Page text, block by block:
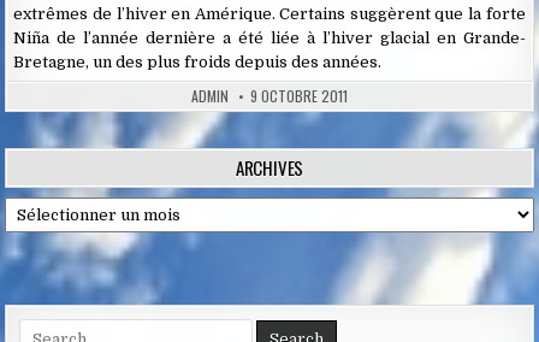
extrêmes de l’hiver en Amérique. Certains suggèrent que la forte
Niña de l’année dernière a été liée à l’hiver glacial en Grande-
Bretagne, un des plus froids depuis des années.
ADMIN 9 OCTOBRE 2011
ARCHIVES
Archives